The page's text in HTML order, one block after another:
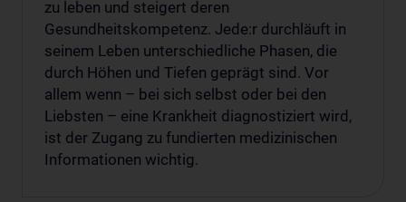
zu leben und steigert deren
Gesundheitskompetenz. Jede:r durchläuft in
seinem Leben unterschiedliche Phasen, die
durch Höhen und Tiefen geprägt sind. Vor
allem wenn – bei sich selbst oder bei den
Liebsten – eine Krankheit diagnostiziert wird,
ist der Zugang zu fundierten medizinischen
Informationen wichtig.